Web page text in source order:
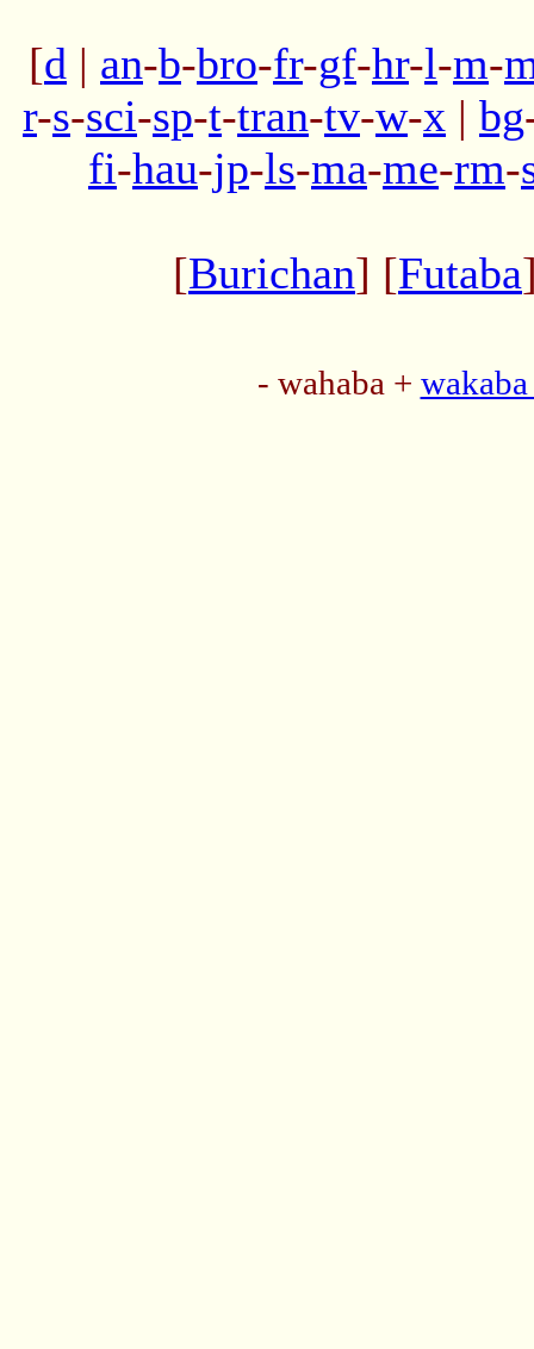
[d | an-b-bro-fr-gf-hr-l-m-
r-s-sci-sp-t-tran-tv-w-x | bg
fi-hau-jp-ls-ma-me-rm-
[Burichan] [Futaba
- wahaba +